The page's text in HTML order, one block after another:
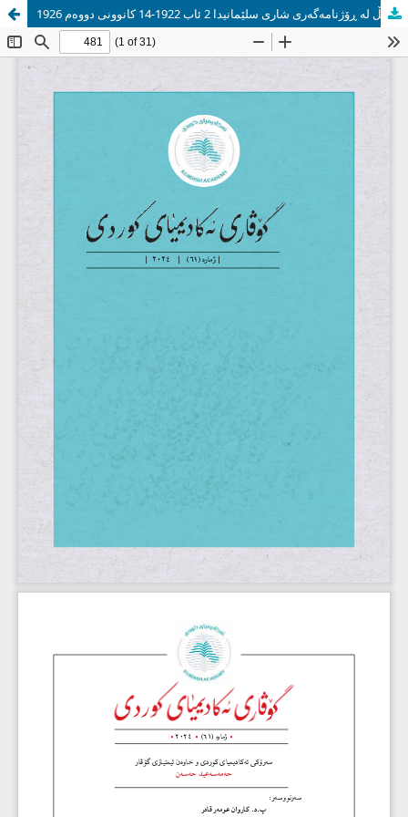
پرسی موسڵ لە ڕۆژنامەگەری شاری سلێمانيدا 2 ئاب 1922-14 كانوونی دووەم 1926.
گۆڤاری ئەکادیمیای کوردی ٢٠٠٢-٢٠٢٥